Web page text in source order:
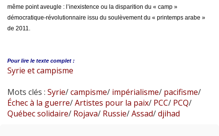
même point aveugle : l’inexistence ou la disparition du « camp »
démocratique-révolutionnaire issu du soulèvement du « printemps arabe »
de 2011.
Pour lire le texte complet :
Syrie et campisme
Mots clés : Syrie/campisme/ impérialisme/ pacifisme/
Échec à la guerre/Artistes pour la paix/ PCC/ PCQ/
Québec solidaire/ Rojava/ Russie/Assad/djihad